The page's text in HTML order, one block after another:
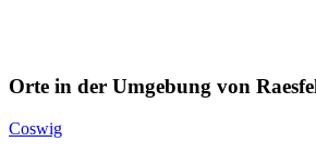
Orte in der Umgebung von
Coswig